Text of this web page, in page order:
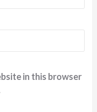
in this browser